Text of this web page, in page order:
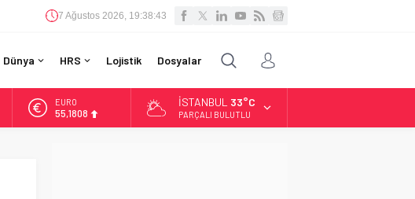
7 Ağustos 2026, 19:38:44
Dünya HRS Lojistik Dosyalar
ALTIN
6.662,82
İSTANBUL 33°C
PARÇALI BULUTLU